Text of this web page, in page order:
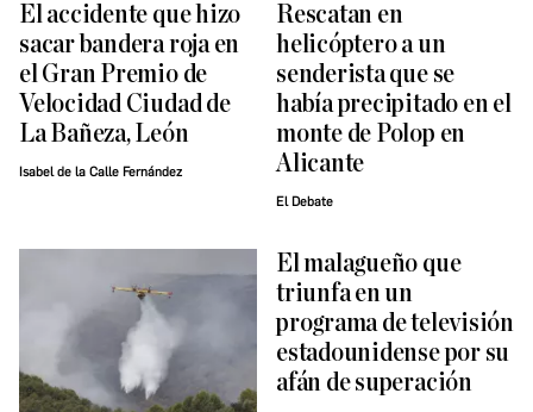
El accidente que hizo
sacar bandera roja en
el Gran Premio de
Velocidad Ciudad de
La Bañeza, León
Isabel de la Calle Fernández
Rescatan en
helicóptero a un
senderista que se
había precipitado en el
monte de Polop en
Alicante
El Debate
El malagueño que
triunfa en un
programa de televisión
estadounidense por su
afán de superación